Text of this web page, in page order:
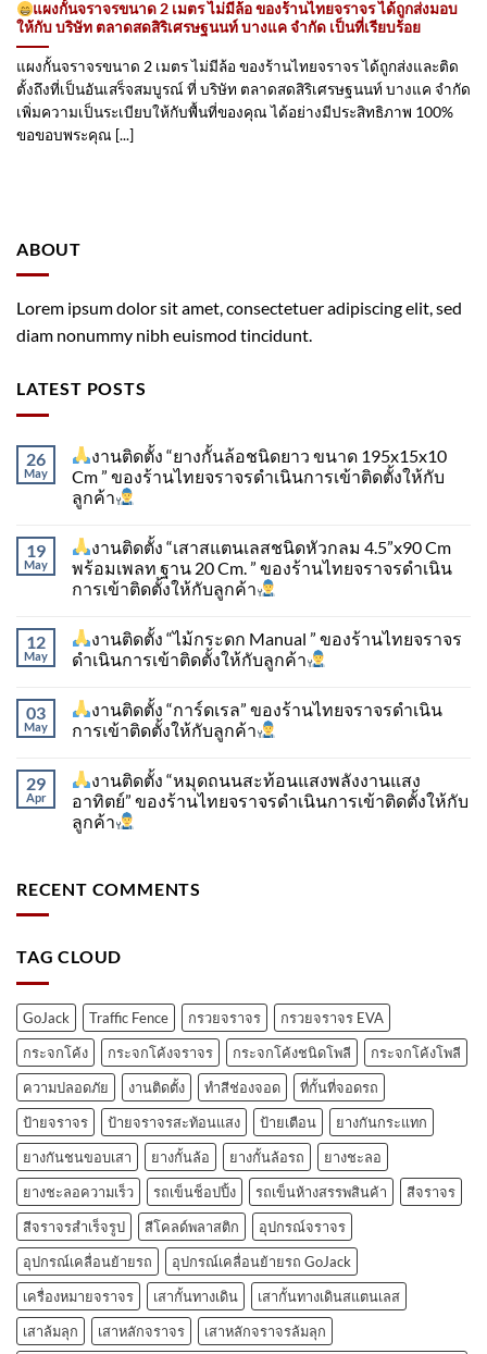
แผงกั้นจราจรขนาด 2 เมตร ไม่มีล้อ ของร้านไทยจราจร ได้ถูกส่งมอบ
ให้กับ บริษัท ตลาดสดสิริเศรษฐนนท์ บางแค จำกัด เป็นที่เรียบร้อย
แผงกั้นจราจรขนาด 2 เมตร ไม่มีล้อ ของร้านไทยจราจร ได้ถูกส่งและติด
ตั้งถึงที่เป็นอันเสร็จสมบูรณ์ ที่ บริษัท ตลาดสดสิริเศรษฐนนท์ บางแค จำกัด
เพิ่มความเป็นระเบียบให้กับพื้นที่ของคุณ ได้อย่างมีประสิทธิภาพ 100%
ขอขอบพระคุณ [...]
ABOUT
Lorem ipsum dolor sit amet, consectetuer adipiscing elit, sed
diam nonummy nibh euismod tincidunt.
LATEST POSTS
26
May
งานติดตั้ง “ยางกั้นล้อชนิดยาว ขนาด 195x15x10
Cm ” ของร้านไทยจราจรดำเนินการเข้าติดตั้ง​ให้กับ
ลูกค้า
19
May
งานติดตั้ง “เสาสแตนเลสชนิดหัวกลม 4.5”x90 Cm
พร้อมเพลท ฐาน 20 Cm. ” ของร้านไทยจราจรดำเนิน
การเข้าติดตั้ง​ให้กับลูกค้า
12
May
งานติดตั้ง “ไม้กระดก Manual ” ของร้านไทยจราจร
ดำเนินการเข้าติดตั้ง​ให้กับลูกค้า
03
May
งานติดตั้ง “การ์ดเรล” ของร้านไทยจราจรดำเนิน
การเข้าติดตั้ง​ให้กับลูกค้า
29
Apr
งานติดตั้ง “หมุดถนนสะท้อนแสงพลังงานแสง
อาทิตย์” ของร้านไทยจราจรดำเนินการเข้าติดตั้ง​ให้กับ
ลูกค้า
RECENT COMMENTS
TAG CLOUD
GoJack Traffic Fence กรวยจราจร
กรวยจราจร EVA
กระจกโค้ง
กระจกโค้งจราจร กระจกโค้งชนิดโพลี
กระจกโค้งโพลี
ความปลอดภัย
งานติดตั้ง ทำสีช่องจอด
ที่กั้นที่จอดรถ
ป้ายจราจร
ป้ายจราจรสะท้อนแสง ป้ายเตือน
ยางกันกระแทก
ยางกันชนขอบเสา
ยางกั้นล้อ ยางกั้นล้อรถ
ยางชะลอ
ยางชะลอความเร็ว
รถเข็นช็อปปิ้ง รถเข็นห้างสรรพสินค้า
สีจราจร
สีจราจรสำเร็จรูป
สีโคลด์พลาสติก
อุปกรณ์จราจร
อุปกรณ์เคลื่อนย้ายรถ
อุปกรณ์เคลื่อนย้ายรถ GoJack
เครื่องหมายจราจร
เสากั้นทางเดิน
เสากั้นทางเดินสแตนเลส
เสาล้มลุก
เสาหลักจราจร
เสาหลักจราจรล้มลุก